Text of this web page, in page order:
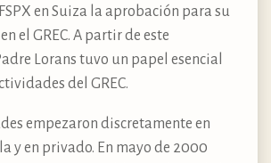
en Suiza la aprobación para su
el GREC. A partir de este
Lorans tuvo un papel esencial
del GREC.
empezaron discretamente en
y en privado. En mayo de 2000